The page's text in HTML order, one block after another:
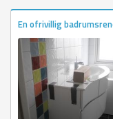
En ofrivillig